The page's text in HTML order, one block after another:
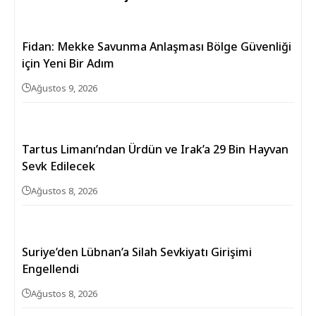
Fidan: Mekke Savunma Anlaşması Bölge Güvenliği
için Yeni Bir Adım
Ağustos 9, 2026
Tartus Limanı’ndan Ürdün ve Irak’a 29 Bin Hayvan
Sevk Edilecek
Ağustos 8, 2026
Suriye’den Lübnan’a Silah Sevkiyatı Girişimi
Engellendi
Ağustos 8, 2026